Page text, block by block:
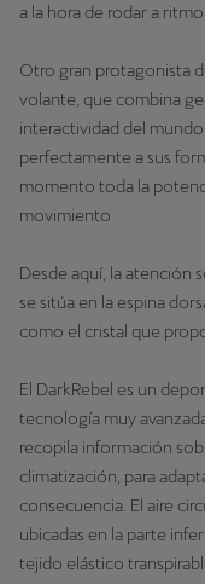
a la hora de rodar a ritmo
Otro gran protagonista
volante, que combina
interactividad del
perfectamente a sus
momento toda la
movimiento
Desde aquí, la atención
se sitúa en la espina
como el cristal que
El DarkRebel es un
tecnología muy
recopila información
climatización, para
consecuencia. El aire
ubicadas en la parte
tejido elástico